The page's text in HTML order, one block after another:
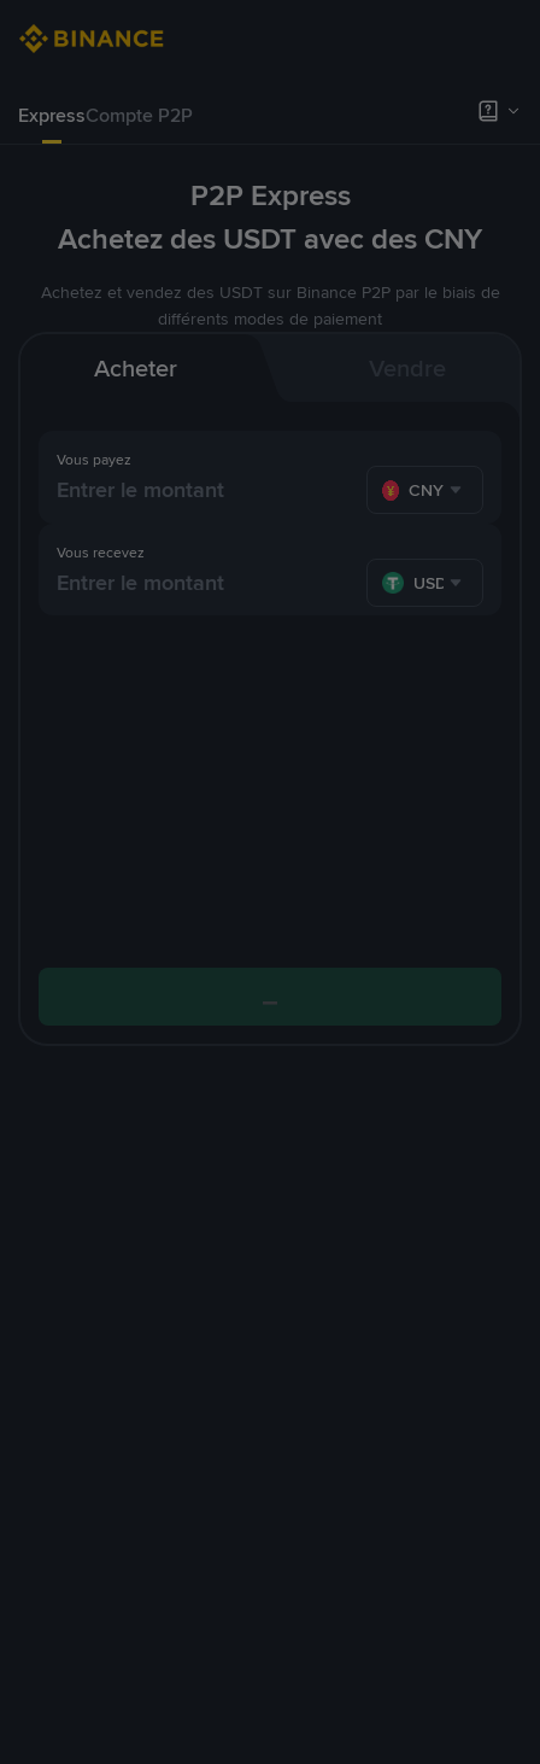
ExpressCompte P2P
P2P Express
Achetez des USDT avec des CNY
Achetez et vendez des USDT sur Binance P2P par le biais de
différents modes de paiement
Acheter
Vous payez
CNY
Vous recevez
USDT